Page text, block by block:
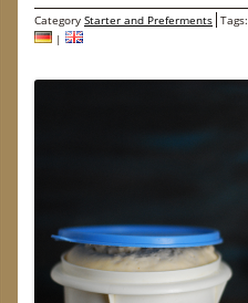
Category Starter and Preferments Tags:
|